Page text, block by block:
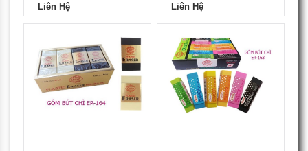
Liên Hệ Liên Hệ